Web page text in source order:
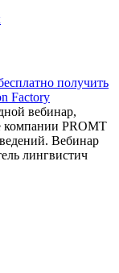
получить
Factory
вебинар,
компании PROMT
Вебинар
лингвистич